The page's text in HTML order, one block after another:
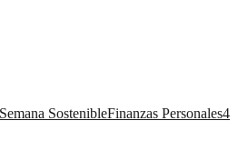
Semana SostenibleFinanzas Personales4